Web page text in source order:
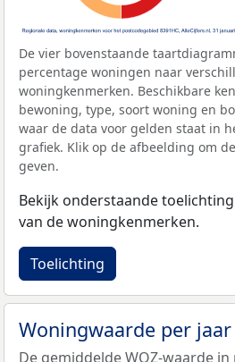
De vier bovenstaande
percentage woningen naar
woningkenmerken. Beschikbare
bewoning, type, soort woning en
waar de data voor gelden staat in
grafiek. Klik op de afbeelding om
geven.
Bekijk onderstaande
van de woningkenmerken.
Toelichting
Woningwaarde per jaar
De gemiddeldeWOZ-waarde in